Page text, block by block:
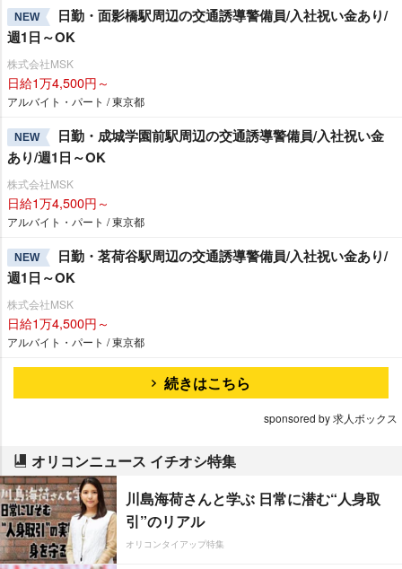
NEW
日勤・面影橋駅周辺の交通誘導警備員/入社祝い金あり/
週1日～OK
株式会社MSK
日給1万4,500円～
アルバイト・パート / 東京都
NEW
日勤・成城学園前駅周辺の交通誘導警備員/入社祝い金
あり/週1日～OK
株式会社MSK
日給1万4,500円～
アルバイト・パート / 東京都
NEW
日勤・茗荷谷駅周辺の交通誘導警備員/入社祝い金あり/
週1日～OK
株式会社MSK
日給1万4,500円～
アルバイト・パート / 東京都
続きはこちら
sponsored by 求人ボックス
オリコンニュース イチオシ特集
川島海荷さんと学ぶ 日常に潜む“人身取
引”のリアル
オリコンタイアップ特集